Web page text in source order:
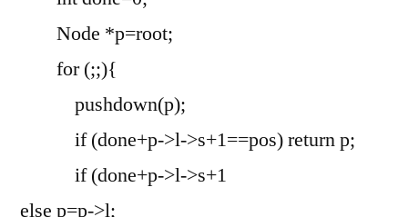
Node *p=root;
for (;;){
pushdown(p);
if (done+p->l->s+1==pos) return p;
if (done+p->l->s+1
else p=p->l;